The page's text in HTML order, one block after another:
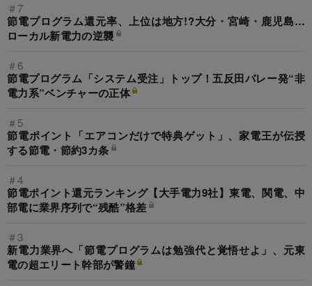
＃7
節電プログラム還元率、上位は地方!?大分・宮崎・鹿児島…
ローカル新電力の逆襲
＃6
節電プログラム「システム受注」トップ！五反田バレー発“非
電力系”ベンチャーの正体
＃5
節電ポイント「エアコンだけで特典ゲット」、家電王が伝授
する節電・節約3カ条
＃4
節電ポイント還元ランキング【大手電力9社】東電、関電、中
部電に業界序列で“残酷”格差
＃3
新電力業界へ「節電プログラムは勉強代と覚悟せよ」、元東
電の超エリート幹部が警鐘